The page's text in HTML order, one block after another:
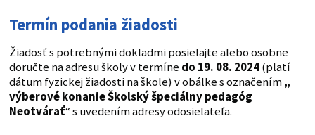
Termín podania žiadosti
Žiadosť s potrebnými dokladmi posielajte alebo osobne
doručte na adresu školy v termíne do 19. 08. 2024(platí
dátum fyzickej žiadosti na škole) v obálke s označením„
výberové konanie Školský špeciálny pedagóg
Neotvárať“ s uvedením adresy odosielateľa.